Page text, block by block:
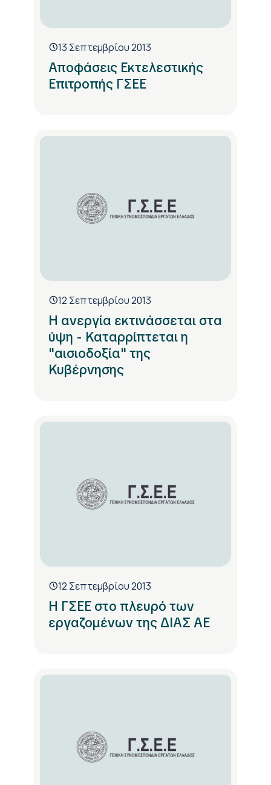
13 Σεπτεμβρίου 2013
Αποφάσεις Εκτελεστικής
Επιτροπής ΓΣΕΕ
12 Σεπτεμβρίου 2013
H ανεργία εκτινάσσεται στα
ύψη - Καταρρίπτεται η
"αισιοδοξία" της
Κυβέρνησης
12 Σεπτεμβρίου 2013
H ΓΣΕΕ στο πλευρό των
εργαζομένων της ΔΙΑΣ ΑΕ